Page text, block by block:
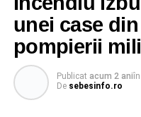
unei case
pompierii
Publicat acum 2 aniîn
De sebesinfo.ro